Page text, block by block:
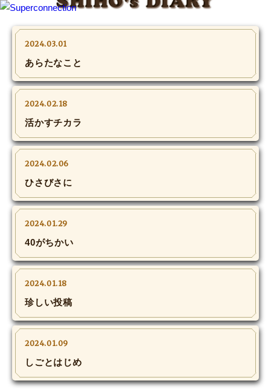
2024.03.01
あらたなこと
2024.02.18
活かすチカラ
2024.02.06
ひさびさに
2024.01.29
40がちかい
2024.01.18
珍しい投稿
2024.01.09
しごとはじめ
INFO
SHIHO’s DIARY
STAFF DIARY
SHIHO’s VOICE
We Spy!
SPECIAL
#Throwback
MOVIE
Monostagram
DOWNLOAD
SHIHO’s Q&A